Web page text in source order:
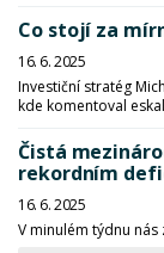
Co stojí za
16. 6. 2025
Investiční stratég
kde komentoval
Čistá
rekordním
16. 6. 2025
V minulém týdnu